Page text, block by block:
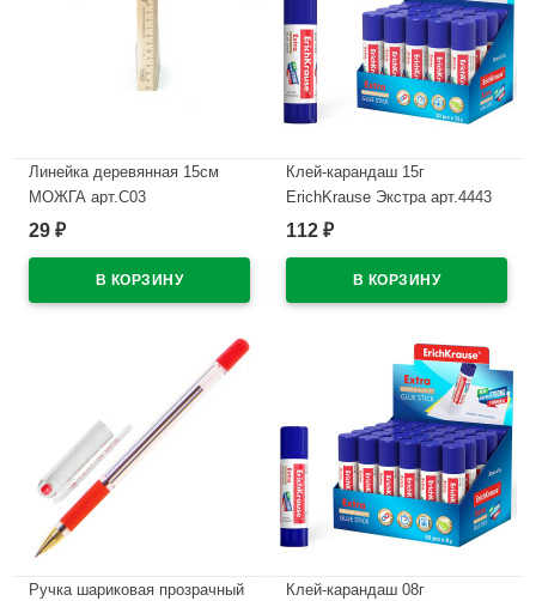
Линейка деревянная 15см
МОЖГА арт.С03
В наличии
29 ₽
Клей-карандаш 15г
ErichKrause Экстра арт.4443
(Ст.20/480)
112 ₽
Ручка шариковая прозрачный
Клей-карандаш 08г